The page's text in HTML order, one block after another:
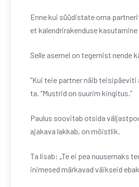
Enne kui süüdistate oma
et kalendrirakenduse
Selle asemel on tegemist nende
“Kui teie partner näib teisipäeviti
ta. “Mustrid on suurim kingitus.”
Paulus soovitab otsida
ajakava lakkab, on mõistlik.
Ta lisab: „Te ei pea nuusemaks
inimesed märkavad väikseid